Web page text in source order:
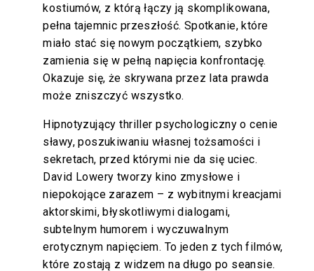
kostiumów, z którą łączy ją skomplikowana,
pełna tajemnic przeszłość. Spotkanie, które
miało stać się nowym początkiem, szybko
zamienia się w pełną napięcia konfrontację.
Okazuje się, że skrywana przez lata prawda
może zniszczyć wszystko.
Hipnotyzujący thriller psychologiczny o cenie
sławy, poszukiwaniu własnej tożsamości i
sekretach, przed którymi nie da się uciec.
David Lowery tworzy kino zmysłowe i
niepokojące zarazem – z wybitnymi kreacjami
aktorskimi, błyskotliwymi dialogami,
subtelnym humorem i wyczuwalnym
erotycznym napięciem. To jeden z tych filmów,
które zostają z widzem na długo po seansie.